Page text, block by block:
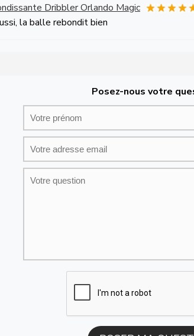
Dribbler Orlando Magic
la balle rebondit bien
Posez-nous votre